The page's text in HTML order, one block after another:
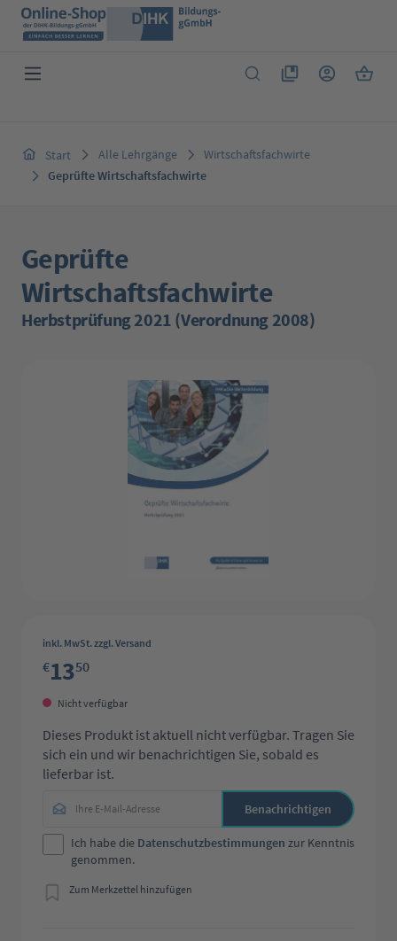
Zum Hauptinhalt springen
Du hast 0 Produkte
Start Alle Lehrgänge
Wirtschaftsfachwirte
Geprüfte Wirtschaftsfachwirte
Geprüfte
Wirtschaftsfachwirte
Herbstprüfung 2021 (Verordnung 2008)
inkl. MwSt. zzgl. Versand
€1350
Nicht verfügbar
Dieses Produkt ist aktuell nicht verfügbar. Tragen Sie
sich ein und wir benachrichtigen Sie, sobald es
lieferbar ist.
Benachrichtigen
Ich habe die Datenschutzbestimmungen zur Kenntnis
genommen.
Zum Merkzettel hinzufügen